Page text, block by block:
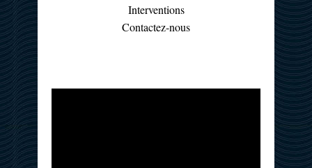
Interventions
Contactez-nous